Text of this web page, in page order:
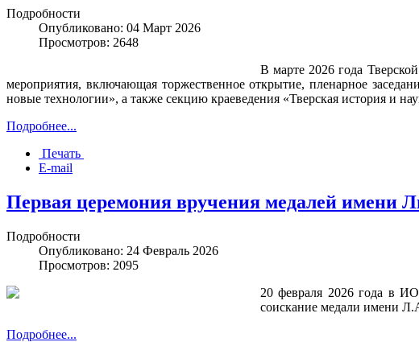
Подробности
Опубликовано: 04 Март 2026
Просмотров: 2648
В марте 2026 года
мероприятия, включающая торжественное открытие, пленарное
новые технологии», а также секцию краеведения «Тверская история и
Подробнее...
Печать
E-mail
Первая церемония вручения медалей имени
Подробности
Опубликовано: 24 Февраль 2026
Просмотров: 2095
20 февраля 2026 года в
соискание медали имени
Подробнее...